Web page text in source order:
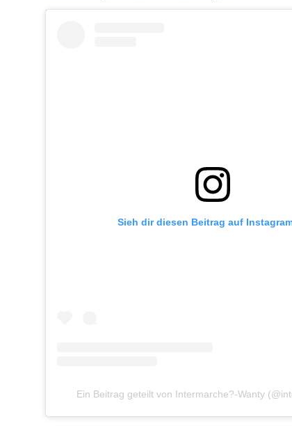
Sieh dir diesen Beitrag auf
Ein Beitrag geteilt von Intermarche?-Wanty